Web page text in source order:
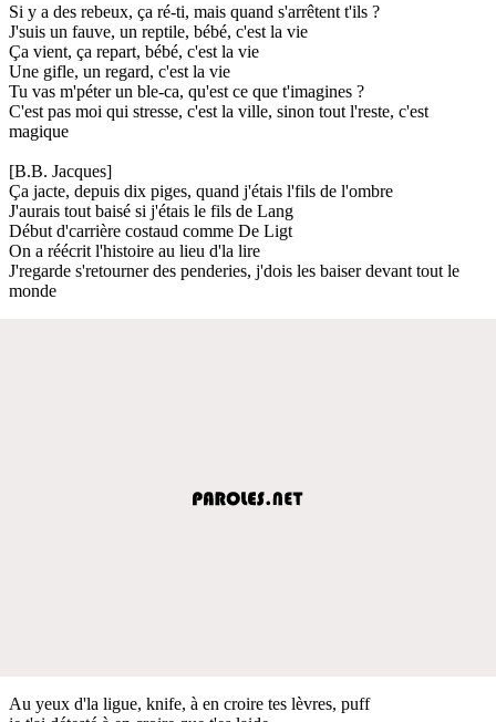
Si y a des rebeux, ça ré-ti, mais quand s'arrêtent t'ils ?
J'suis un fauve, un reptile, bébé, c'est la vie
Ça vient, ça repart, bébé, c'est la vie
Une gifle, un regard, c'est la vie
Tu vas m'péter un ble-ca, qu'est ce que t'imagines ?
C'est pas moi qui stresse, c'est la ville, sinon tout l'reste, c'est
magique
[B.B. Jacques]
Ça jacte, depuis dix piges, quand j'étais l'fils de l'ombre
J'aurais tout baisé si j'étais le fils de Lang
Début d'carrière costaud comme De Ligt
On a réécrit l'histoire au lieu d'la lire
J'regarde s'retourner des penderies, j'dois les baiser devant tout le
monde
Au yeux d'la ligue, knife, à en croire tes lèvres, puff